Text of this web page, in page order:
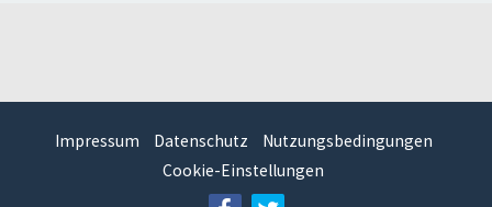
Impressum Datenschutz
Nutzungsbedingungen
Cookie-Einstellungen